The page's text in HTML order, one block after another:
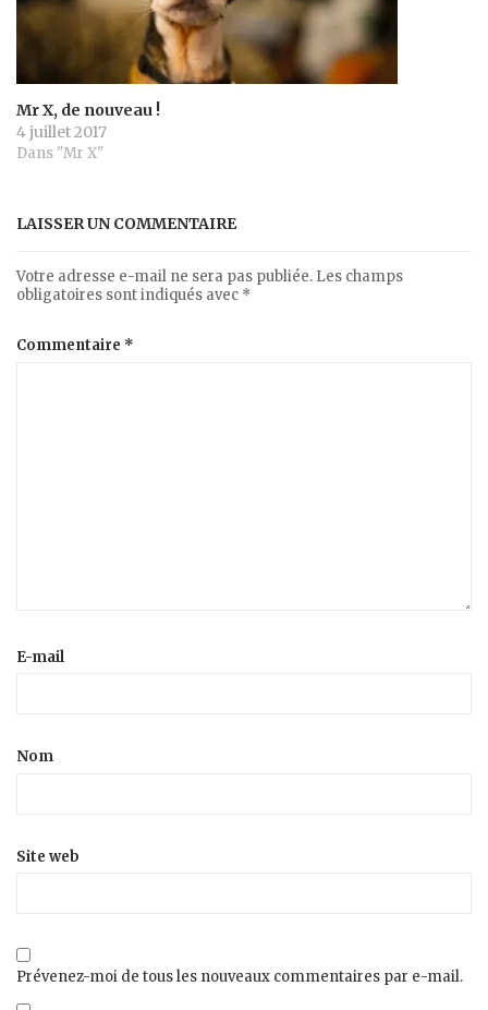
Mr X, de nouveau !
4 juillet 2017
Dans "Mr X"
LAISSER UN COMMENTAIRE
Votre adresse e-mail ne sera pas publiée. Les champs
obligatoires sont indiqués avec *
Commentaire *
E-mail
Nom
Site web
Prévenez-moi de tous les nouveaux commentaires par e-mail.